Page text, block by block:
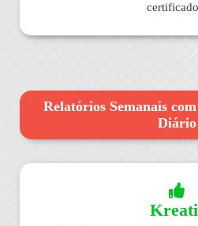
Relatórios Semanais
Diário